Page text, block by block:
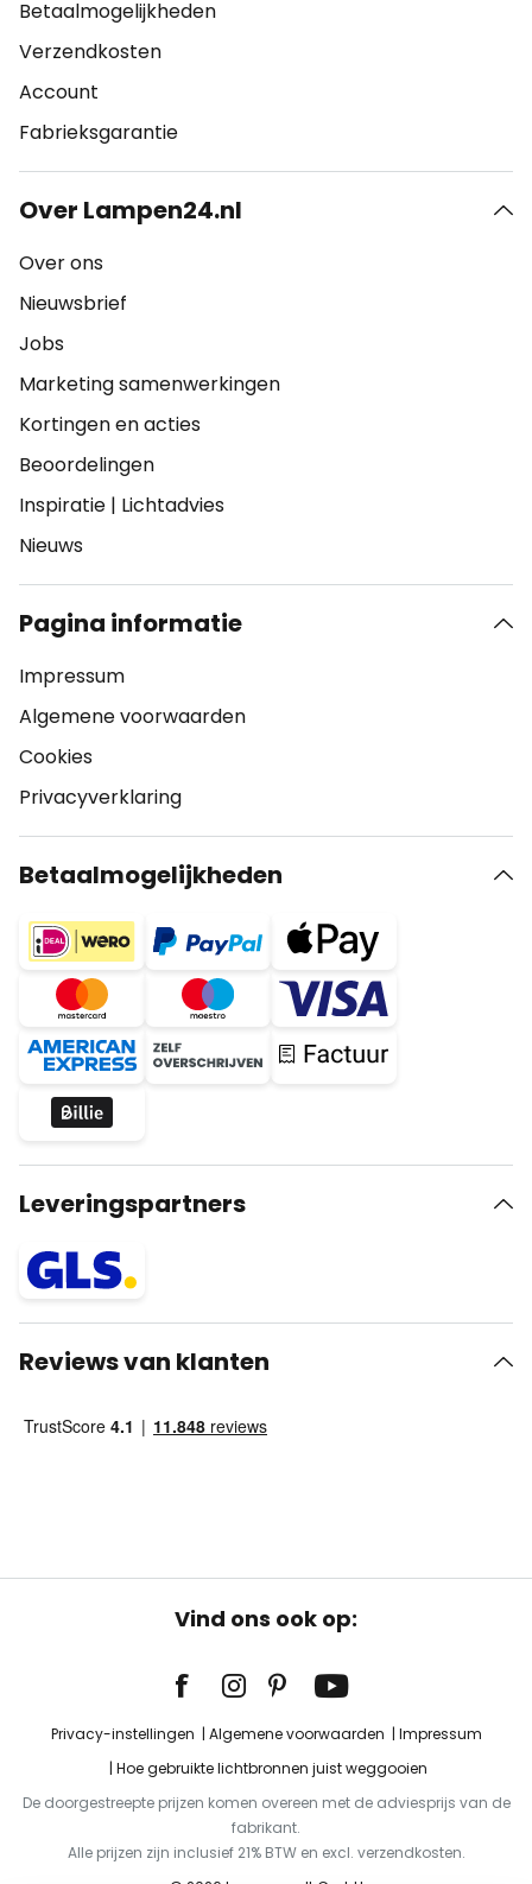
Betaalmogelijkheden
Verzendkosten
Account
Fabrieksgarantie
Over Lampen24.nl
Over ons
Nieuwsbrief
Jobs
Marketing samenwerkingen
Kortingen en acties
Beoordelingen
Inspiratie | Lichtadvies
Nieuws
Pagina informatie
Impressum
Algemene voorwaarden
Cookies
Privacyverklaring
Betaalmogelijkheden
Leveringspartners
Reviews van klanten
Vind ons ook op:
Privacy-instellingen Algemene voorwaarden
Impressum
Hoe gebruikte lichtbronnen juist weggooien
De doorgestreepte prijzen komen overeen met de adviesprijs van de
fabrikant.
Alle prijzen zijn inclusief 21% BTW en excl. verzendkosten.